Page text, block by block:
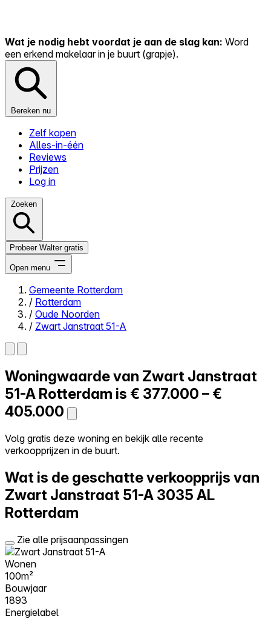
Wat je nodig hebt voordat je aan de slag kan: Word
een erkend makelaar in je buurt (grapje).
Bereken nu
Zelf kopen
Alles-in-één
Reviews
Prijzen
Log in
Zoeken
Probeer Walter gratis
Open menu
Close menu
Zelf kopen
Alles-in-één
Reviews
Prijzen
Log in
Probeer Walter gratis
Gemeente Rotterdam
/ Rotterdam
/ Oude Noorden
/ Zwart Janstraat 51-A
Woningwaarde van Zwart Janstraat
51-A Rotterdam is € 377.000 – €
405.000
Volg gratis deze woning en bekijk alle recente
verkoopprijzen in de buurt.
Wat is de geschatte verkoopprijs van
Zwart Janstraat 51-A 3035 AL
Rotterdam
Zie alle prijsaanpassingen
Wonen
100m²
Bouwjaar
1893
Energielabel